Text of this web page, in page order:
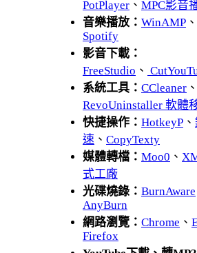
PotPlayer 、 MPC影音
音樂播放： WinAMP 、
Spotify
影音下載：
FreeStudio 、
系統工具： CCleaner 、
RevoUninstaller 軟體
快捷操作： HotkeyP 、
速 、 CopyTexty
媒體轉檔： Moo0 、
式工廠
光碟燒錄： BurnAware
AnyBurn
網路瀏覽： Chrome 、
Firefox